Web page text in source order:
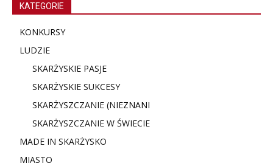
KATEGORIE
KONKURSY
LUDZIE
SKARŻYSKIE PASJE
SKARŻYSKIE SUKCESY
SKARŻYSZCZANIE (NIEZNANI
SKARŻYSZCZANIE W ŚWIECIE
MADE IN SKARŻYSKO
MIASTO